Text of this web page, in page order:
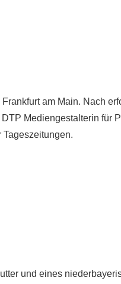
am Main. Nach
Mediengestalterin für
und eines